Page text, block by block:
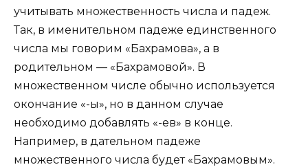
учитывать множественность числа и падеж.
Так, в именительном падеже единственного
числа мы говорим «Бахрамова», а в
родительном — «Бахрамовой». В
множественном числе обычно используется
окончание «-ы», но в данном случае
необходимо добавлять «-ев» в конце.
Например, в дательном падеже
множественного числа будет «Бахрамовым».